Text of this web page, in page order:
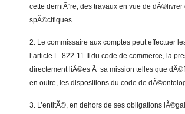
cette derniÃ¨re, des travaux en vue de
spÃ©cifiques.
2. Le commissaire aux comptes peut effectuer
l’article L. 822-11 II du code de commerce, la
directement liÃ©es Ã sa mission telles que
en outre, les dispositions du code de
3. L’entitÃ©, en dehors de ses obligations